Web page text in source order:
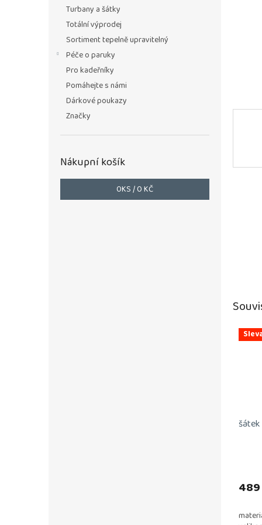
Turbany a šátky
Totální výprodej
Sortiment tepelně upravitelný
Péče o paruky
Pro kadeřníky
Pomáhejte s námi
Dárkové poukazy
Značky
Nákupní košík
0KS /0 KČ
z
489